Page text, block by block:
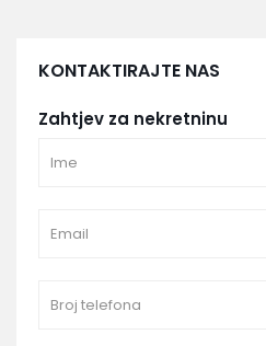
KONTAKTIRAJTE NAS
Zahtjev za nekretninu